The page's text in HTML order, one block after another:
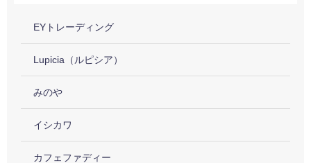
EYトレーディング
Lupicia（ルピシア）
みのや
イシカワ
カフェファディー